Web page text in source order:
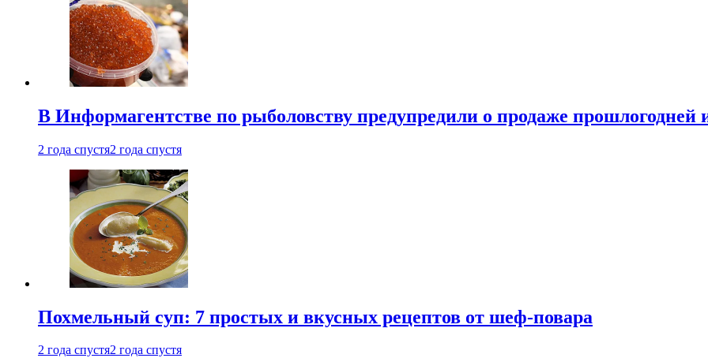
В Информагентстве по рыболовству предупредили о продаже прошлогодней
2 года спустя2 года спустя
Похмельный суп: 7 простых и вкусных рецептов от шеф-повара
2 года спустя2 года спустя